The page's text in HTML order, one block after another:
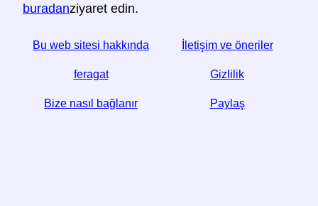
buradanziyaret edin.
Bu web sitesi hakkında İletişim ve öneriler
feragat Gizlilik
Bize nasıl bağlanır Paylaş